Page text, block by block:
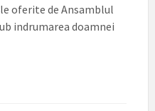
oferite de Ansamblul
indrumarea doamnei